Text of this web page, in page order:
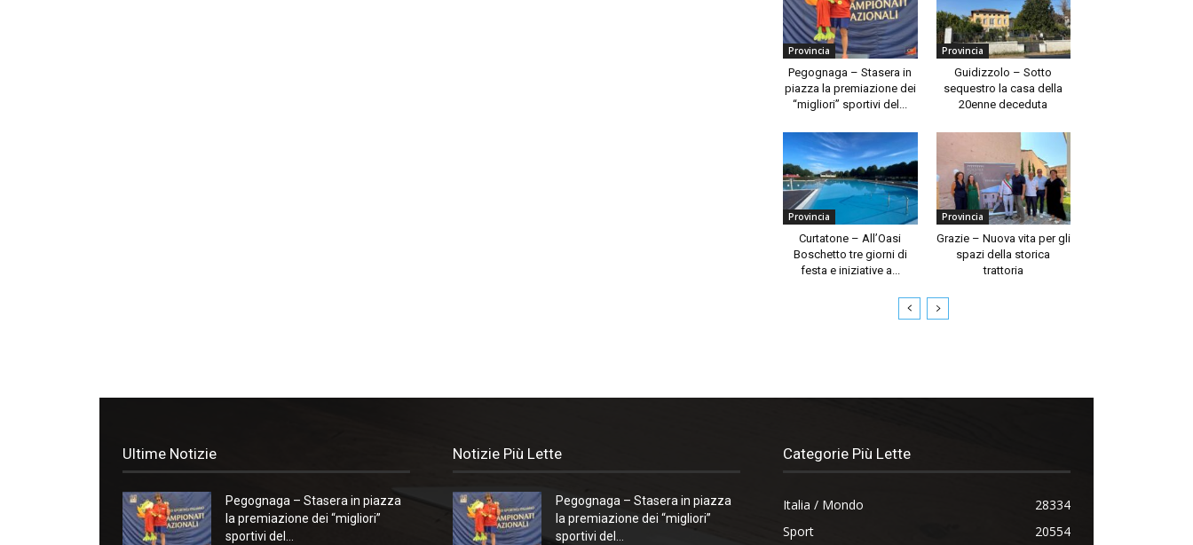
Provincia
Pegognaga – Stasera in
piazza la premiazione dei
“migliori” sportivi del...
Provincia
Guidizzolo – Sotto
sequestro la casa della
20enne deceduta
Provincia
Curtatone – All’Oasi
Boschetto tre giorni di
festa e iniziative a...
Provincia
Grazie – Nuova vita per gli
spazi della storica
trattoria
Ultime Notizie
Pegognaga – Stasera in piazza
la premiazione dei “migliori”
sportivi del...
Notizie Più Lette
Pegognaga – Stasera in piazza
la premiazione dei “migliori”
sportivi del...
Categorie Più Lette
Italia / Mondo
28334
Sport
20554